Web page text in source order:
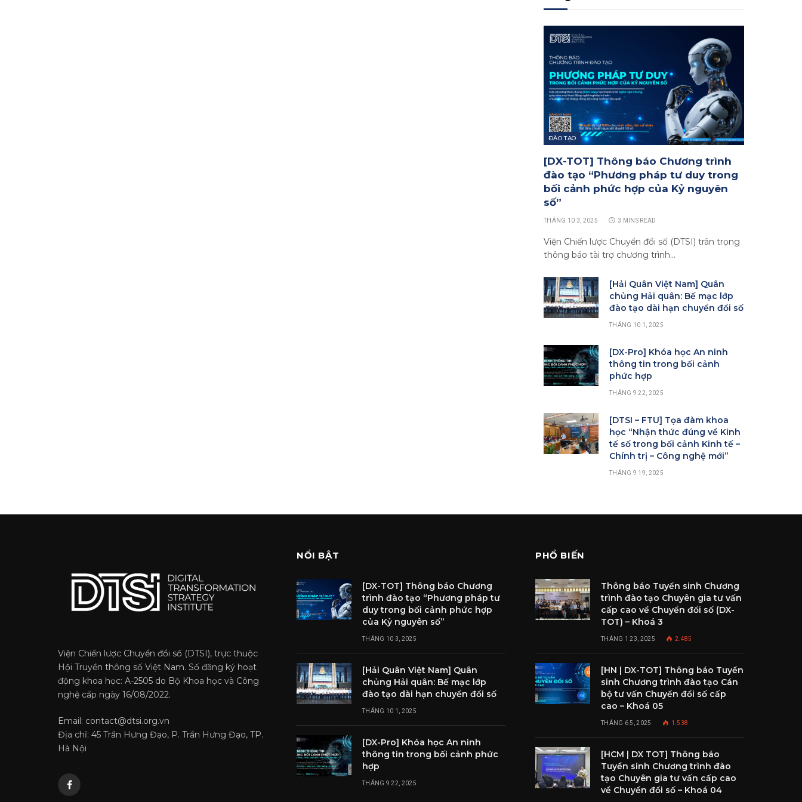
ĐÀO TẠO
[DX-TOT] Thông báo Chương trình
đào tạo “Phương pháp tư duy trong
bối cảnh phức hợp của Kỷ nguyên
số”
THÁNG 10 3, 2025 3 MINS READ
Viện Chiến lược Chuyển đổi số (DTSI) trân trọng
thông báo tài trợ chương trình…
[Hải Quân Việt Nam] Quân
chủng Hải quân: Bế mạc lớp
đào tạo dài hạn chuyển đổi số
THÁNG 10 1, 2025
[DX-Pro] Khóa học An ninh
thông tin trong bối cảnh
phức hợp
THÁNG 9 22, 2025
[DTSI – FTU] Tọa đàm khoa
học “Nhận thức đúng về Kinh
tế số trong bối cảnh Kinh tế –
Chính trị – Công nghệ mới”
THÁNG 9 19, 2025
Viện Chiến lược Chuyển đổi số (DTSI), trực thuộc
Hội Truyền thông số Việt Nam. Số đăng ký hoạt
động khoa học: A-2505 do Bộ Khoa học và Công
nghệ cấp ngày 16/08/2022.
Email: contact@dtsi.org.vn
Địa chỉ: 45 Trần Hưng Đạo, P. Trần Hưng Đạo, TP.
Hà Nội
Facebook
NỔI BẬT
[DX-TOT] Thông báo Chương
trình đào tạo “Phương pháp tư
duy trong bối cảnh phức hợp
của Kỷ nguyên số”
THÁNG 10 3, 2025
[Hải Quân Việt Nam] Quân
chủng Hải quân: Bế mạc lớp
đào tạo dài hạn chuyển đổi số
THÁNG 10 1, 2025
[DX-Pro] Khóa học An ninh
thông tin trong bối cảnh phức
hợp
THÁNG 9 22, 2025
PHỔ BIẾN
Thông báo Tuyển sinh Chương
trình đào tạo Chuyên gia tư vấn
cấp cao về Chuyển đổi số (DX-
TOT) – Khoá 3
THÁNG 1 23, 2025 2.485
[HN | DX-TOT] Thông báo Tuyển
sinh Chương trình đào tạo Cán
bộ tư vấn Chuyển đổi số cấp
cao – Khoá 05
THÁNG 6 5, 2025 1.538
[HCM | DX TOT] Thông báo
Tuyển sinh Chương trình đào
tạo Chuyên gia tư vấn cấp cao
về Chuyển đổi số – Khoá 04